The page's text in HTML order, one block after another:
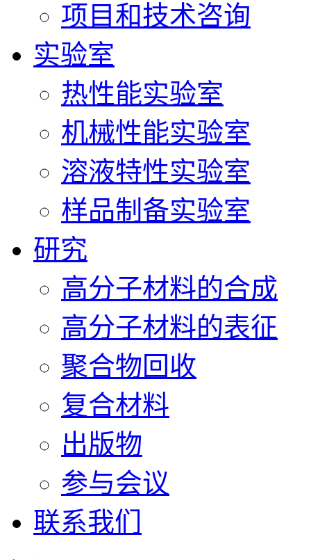
项目和技术咨询
实验室
热性能实验室
机械性能实验室
溶液特性实验室
样品制备实验室
研究
高分子材料的合成
高分子材料的表征
聚合物回收
复合材料
出版物
参与会议
联系我们